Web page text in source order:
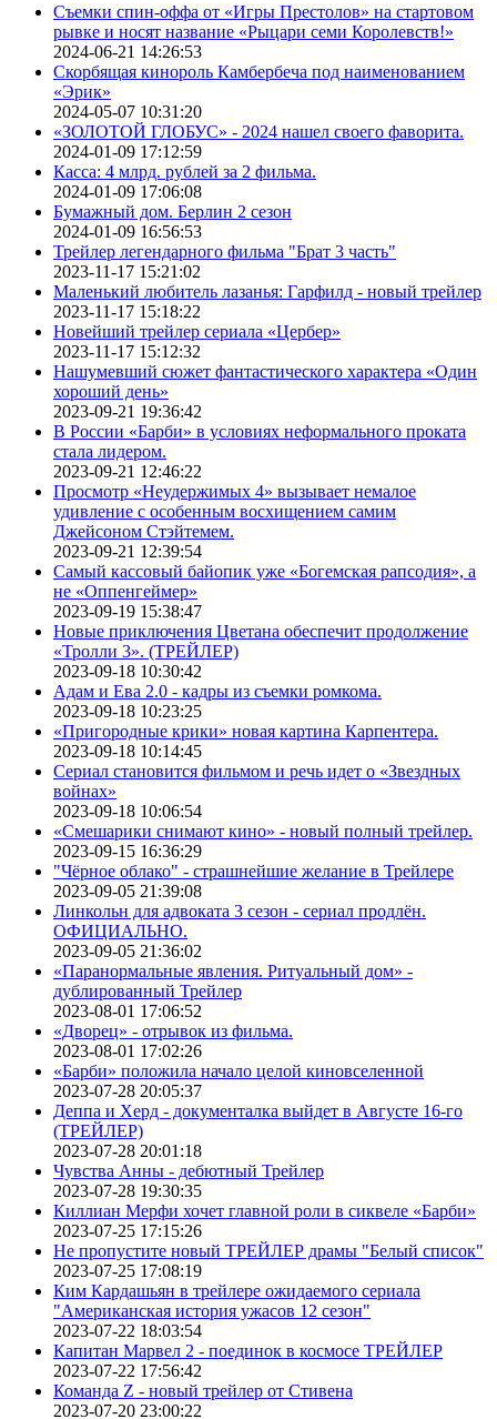
Съемки спин-оффа от «Игры Престолов» на стартовом
рывке и носят название «Рыцари семи Королевств!»
2024-06-21 14:26:53
Скорбящая кинороль Камбербеча под наименованием
«Эрик»
2024-05-07 10:31:20
«ЗОЛОТОЙ ГЛОБУС» - 2024 нашел своего фаворита.
2024-01-09 17:12:59
Касса: 4 млрд. рублей за 2 фильма.
2024-01-09 17:06:08
Бумажный дом. Берлин 2 сезон
2024-01-09 16:56:53
Трейлер легендарного фильма "Брат 3 часть"
2023-11-17 15:21:02
Маленький любитель лазанья: Гарфилд - новый трейлер
2023-11-17 15:18:22
Новейший трейлер сериала «Цербер»
2023-11-17 15:12:32
Нашумевший сюжет фантастического характера «Один
хороший день»
2023-09-21 19:36:42
В России «Барби» в условиях неформального проката
стала лидером.
2023-09-21 12:46:22
Просмотр «Неудержимых 4» вызывает немалое
удивление с особенным восхищением самим
Джейсоном Стэйтемем.
2023-09-21 12:39:54
Самый кассовый байопик уже «Богемская рапсодия», а
не «Оппенгеймер»
2023-09-19 15:38:47
Новые приключения Цветана обеспечит продолжение
«Тролли 3». (ТРЕЙЛЕР)
2023-09-18 10:30:42
Адам и Ева 2.0 - кадры из съемки ромкома.
2023-09-18 10:23:25
«Пригородные крики» новая картина Карпентера.
2023-09-18 10:14:45
Сериал становится фильмом и речь идет о «Звездных
войнах»
2023-09-18 10:06:54
«Смешарики снимают кино» - новый полный трейлер.
2023-09-15 16:36:29
"Чёрное облако" - страшнейшие желание в Трейлере
2023-09-05 21:39:08
Линкольн для адвоката 3 сезон - сериал продлён.
ОФИЦИАЛЬНО.
2023-09-05 21:36:02
«Паранормальные явления. Ритуальный дом» -
дублированный Трейлер
2023-08-01 17:06:52
«Дворец» - отрывок из фильма.
2023-08-01 17:02:26
«Барби» положила начало целой киновселенной
2023-07-28 20:05:37
Деппа и Херд - документалка выйдет в Августе 16-го
(ТРЕЙЛЕР)
2023-07-28 20:01:18
Чувства Анны - дебютный Трейлер
2023-07-28 19:30:35
Киллиан Мерфи хочет главной роли в сиквеле «Барби»
2023-07-25 17:15:26
Не пропустите новый ТРЕЙЛЕР драмы "Белый список"
2023-07-25 17:08:19
Ким Кардашьян в трейлере ожидаемого сериала
"Американская история ужасов 12 сезон"
2023-07-22 18:03:54
Капитан Марвел 2 - поединок в космосе ТРЕЙЛЕР
2023-07-22 17:56:42
Команда Z - новый трейлер от Стивена
2023-07-20 23:00:22